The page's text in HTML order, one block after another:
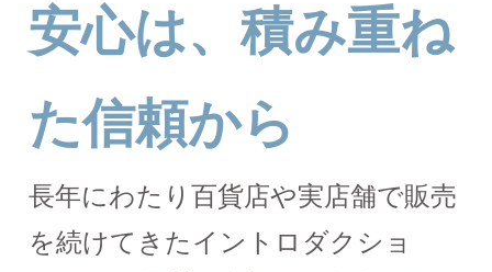
安心は、積み重ね
た信頼から
長年にわたり百貨店や実店舗で販売
を続けてきたイントロダクショ